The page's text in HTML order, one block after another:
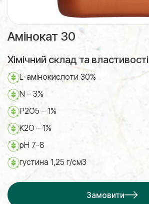
Амінокат 30
Хімічний склад та властивості
L-амінокислоти 30%
N – 3%
P2O5 – 1%
K2O – 1%
pH 7-8
густина 1,25 г/см3
Замовити